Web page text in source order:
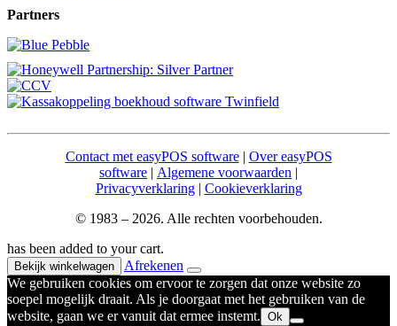
Partners
Contact met easyPOS software| Over easyPOS
software | Algemene voorwaarden |
Privacyverklaring| Cookieverklaring
© 1983 – 2026. Alle rechten voorbehouden.
has been added to your cart.
Bekijk winkelwagen
Afrekenen
We gebruiken cookies om ervoor te zorgen dat onze website zo
soepel mogelijk draait. Als je doorgaat met het gebruiken van de
website, gaan we er vanuit dat ermee instemt. Ok